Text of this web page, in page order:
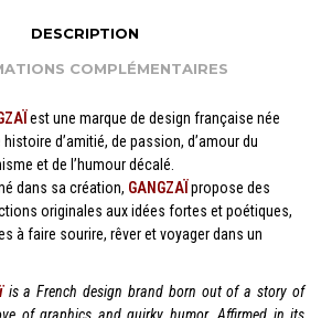
DESCRIPTION
COMPLÉMENTAIRES
est une marque de design française née
histoire d’amitié, de passion, d’amour du
et de l’humour décalé.
dans sa création, GANGZAÏ propose des
originales aux idées fortes et poétiques,
à faire sourire, rêver et voyager dans un
is a French design brand born out of a story of